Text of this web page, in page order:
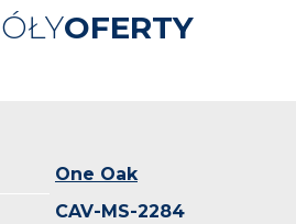
OFERTY
One Oak
CAV-MS-2284